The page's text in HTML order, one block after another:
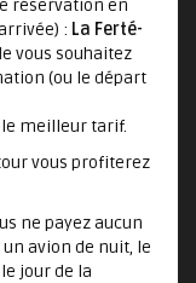
réservation en
: La Ferté-
vous souhaitez
(ou le départ
meilleur tarif.
vous profiterez
ne payez aucun
avion de nuit, le
jour de la